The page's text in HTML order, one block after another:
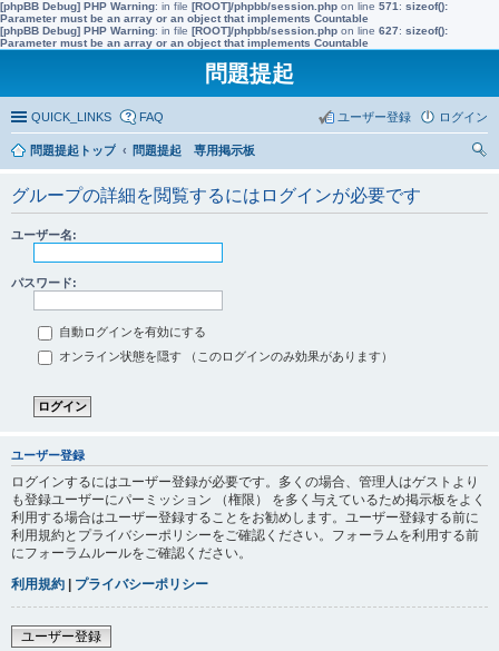
[phpBB Debug] PHP Warning: in file [ROOT]/phpbb/session.php on line 571 : sizeof():
Parameter must be an array or an object that implements Countable
[phpBB Debug] PHP Warning: in file [ROOT]/phpbb/session.php on line 627: sizeof():
Parameter must be an array or an object that implements Countable
問題提起
QUICK_LINKS FAQ ログイン
ユーザー登録
問題提起トップ
問題提起 専用掲示板
グループの詳細を閲覧するにはログインが必要です
ユーザー名:
パスワード:
自動ログインを有効にする
オンライン状態を隠す （このログインのみ効果があります）
ユーザー登録
ログインするにはユーザー登録が必要です。多くの場合、管理人はゲストより
も登録ユーザーにパーミッション （権限） を多く与えているため掲示板をよく
利用する場合はユーザー登録することをお勧めします。ユーザー登録する前に
利用規約とプライバシーポリシーをご確認ください。フォーラムを利用する前
にフォーラムルールをご確認ください。
利用規約 | プライバシーポリシー
ユーザー登録